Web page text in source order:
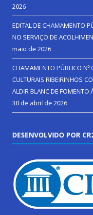
2026
EDITAL DE CHAMAMENTO
NO SERVIÇO DE
maio de 2026
CHAMAMENTO PÚBLICO
CULTURAIS RIBEIRINHOS
ALDIR BLANC DE FOMENTO
30 de abril de 2026
DESENVOLVIDO POR